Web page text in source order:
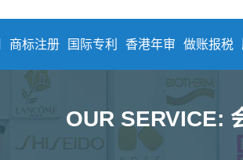
商标注册 国际专利 香港年审 做账报税
OUR SERVICE: